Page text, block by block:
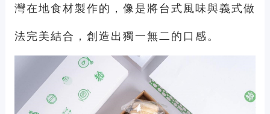
灣在地食材製作的，像是將台式風味與義式做
法完美結合，創造出獨一無二的口感。